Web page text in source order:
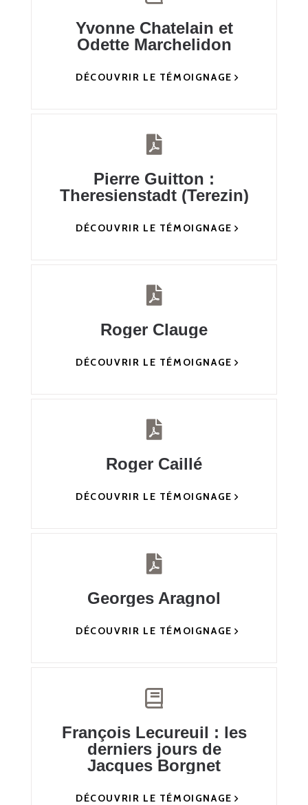
Yvonne Chatelain et
Odette Marchelidon
DÉCOUVRIR LE TÉMOIGNAGE
Pierre Guitton :
Theresienstadt (Terezin)
DÉCOUVRIR LE TÉMOIGNAGE
Roger Clauge
DÉCOUVRIR LE TÉMOIGNAGE
Roger Caillé
DÉCOUVRIR LE TÉMOIGNAGE
Georges Aragnol
DÉCOUVRIR LE TÉMOIGNAGE
François Lecureuil : les
derniers jours de
Jacques Borgnet
DÉCOUVRIR LE TÉMOIGNAGE